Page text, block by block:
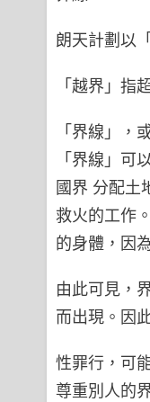
朗天計劃以
「越界」指
「界線」
「界線」
國界 分配土
救火的工作
的身體，因
由此可見，
而出現。因
性罪行，可
尊重別人的